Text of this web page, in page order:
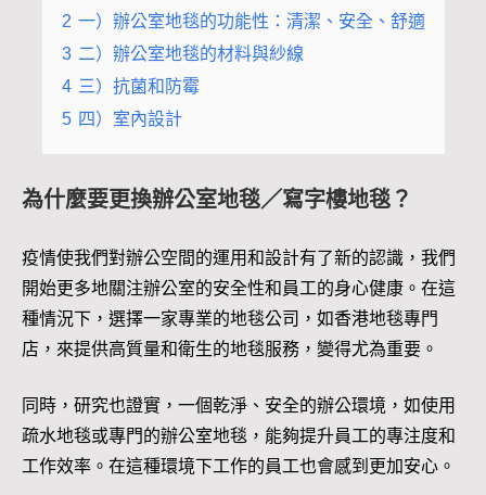
2 一）辦公室地毯的功能性：清潔、安全、舒適
3 二）辦公室地毯的材料與紗線
4 三）抗菌和防霉
5 四）室內設計
為什麼要更換辦公室地毯／寫字樓地毯？
疫情使我們對辦公空間的運用和設計有了新的認識，我們
開始更多地關注辦公室的安全性和員工的身心健康。在這
種情況下，選擇一家專業的地毯公司，如香港地毯專門
店，來提供高質量和衛生的地毯服務，變得尤為重要。
同時，研究也證實，一個乾淨、安全的辦公環境，如使用
疏水地毯或專門的辦公室地毯，能夠提升員工的專注度和
工作效率。在這種環境下工作的員工也會感到更加安心。